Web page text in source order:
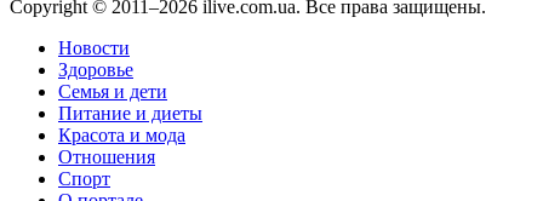
Copyright © 2011–2026 ilive.com.ua. Все права защищены.
Новости
Здоровье
Семья и дети
Питание и диеты
Красота и мода
Отношения
Спорт